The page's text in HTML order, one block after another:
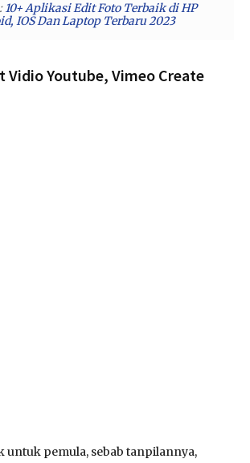
10+ Aplikasi Edit Foto Terbaik di HP
IOS Dan Laptop Terbaru 2023
Vidio Youtube, Vimeo Create
untuk pemula, sebab tanpilannya,